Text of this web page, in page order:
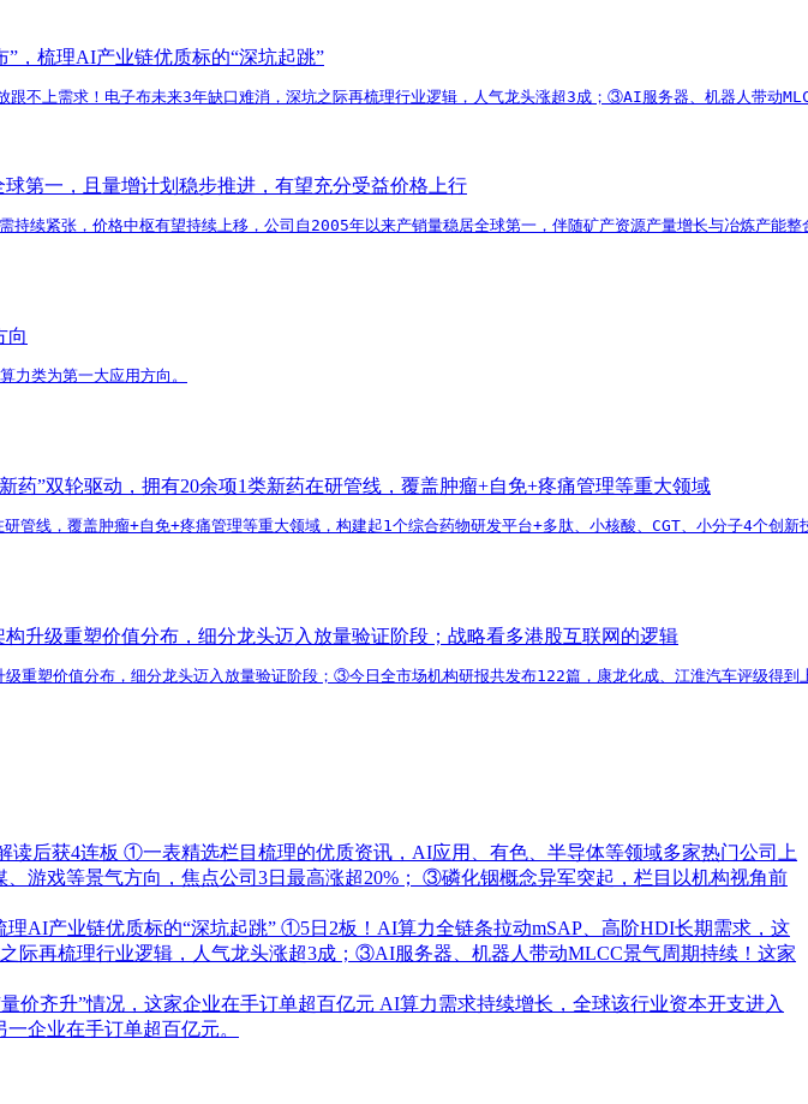
”，梳理AI产业链优质标的“深坑起跳”
上需求！电子布未来3年缺口难消，深坑之际再梳理行业逻辑，人气龙头涨超3成；③AI服务器、机器人带动
第一，且量增计划稳步推进，有望充分受益价格上行
续紧张，价格中枢有望持续上移，公司自2005年以来产销量稳居全球第一，伴随矿产资源产量增长与冶炼产能
向
类为第一大应用方向。
药”双轮驱动，拥有20余项1类新药在研管线，覆盖肿瘤+自免+疼痛管理等重大领域
线，覆盖肿瘤+自免+疼痛管理等重大领域，构建起1个综合药物研发平台+多肽、小核酸、CGT、小分子4个创
升级重塑价值分布，细分龙头迈入放量验证阶段；战略看多港股互联网的逻辑
塑价值分布，细分龙头迈入放量验证阶段；③今日全市场机构研报共发布122篇，康龙化成、江淮汽车评级
读后获4连板 ①一表精选栏目梳理的优质资讯，AI应用、有色、半导体等领域多家热门公司上
游戏等景气方向，焦点公司3日最高涨超20%； ③磷化铟概念异军突起，栏目以机构视角前
理AI产业链优质标的“深坑起跳” ①5日2板！AI算力全链条拉动mSAP、高阶HDI长期需求，这
再梳理行业逻辑，人气龙头涨超3成；③AI服务器、机器人带动MLCC景气周期持续！这家
价齐升”情况，这家企业在手订单超百亿元 AI算力需求持续增长，全球该行业资本开支进入
企业在手订单超百亿元。